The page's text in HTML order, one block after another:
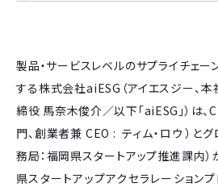
製品・サービスレベルのサプライチェ
する株式会社aiESG（アイエスジー、
締役 馬奈木俊介／以下「aiESG」）は、
門、創業者兼 CEO : ティム・ロウ ）と
務局：福岡県スタートアップ推進課内
県スタートアップアクセラレーション